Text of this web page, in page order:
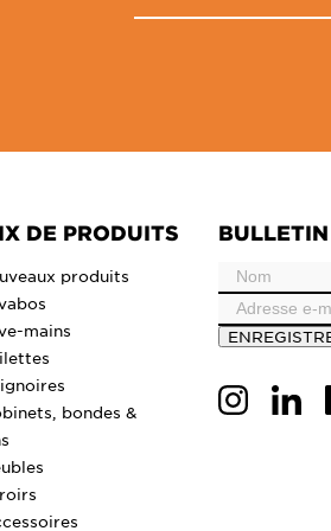
DE PRODUITS
produits
mains
bondes &
BULLETIN